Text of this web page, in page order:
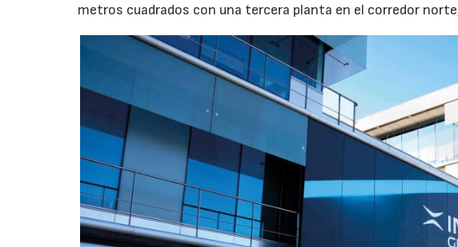
metros cuadrados con una tercera planta en el corredor